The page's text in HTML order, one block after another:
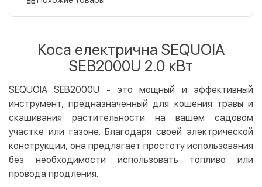
LiqPay
Google Pay
Безналичный расчет
Оплата на карту юр.лица
Оплата на счет юр.лица
Бесплатно
Коса електрична SEQUOIA
SEB2000U 2.0 кВт
SEQUOIA SEB2000U - это мощный и эффективный
инструмент, предназначенный для кошения травы и
скашивания растительности на вашем садовом
участке или газоне. Благодаря своей электрической
конструкции, она предлагает простоту использования
без необходимости использовать топливо или
провода продления.